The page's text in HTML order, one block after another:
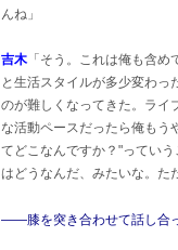
んね」
吉木 「そう。これは俺も含
と生活スタイルが多少変わっ
のが難しくなってきた。ライ
な活動ペースだったら俺もう
てどこなんですか？"ってい
はどうなんだ、みたいな。た
――膝を突き合わせて話し合